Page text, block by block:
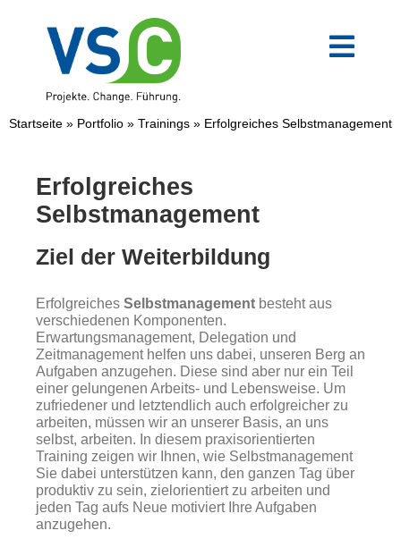
springen
VSC-Team
Verwaltung
Weiterbildungen
Blog
Startseite » Portfolio » Trainings » Erfolgreiches Selbstmanagement
Erfolgreiches
Selbstmanagement
Ziel der Weiterbildung
Erfolgreiches Selbstmanagement besteht aus
verschiedenen Komponenten.
Erwartungsmanagement, Delegation und
Zeitmanagement helfen uns dabei, unseren Berg an
Aufgaben anzugehen. Diese sind aber nur ein Teil
einer gelungenen Arbeits- und Lebensweise. Um
zufriedener und letztendlich auch erfolgreicher zu
arbeiten, müssen wir an unserer Basis, an uns
selbst, arbeiten. In diesem praxisorientierten
Training zeigen wir Ihnen, wie Selbstmanagement
Sie dabei unterstützen kann, den ganzen Tag über
produktiv zu sein, zielorientiert zu arbeiten und
jeden Tag aufs Neue motiviert Ihre Aufgaben
anzugehen.